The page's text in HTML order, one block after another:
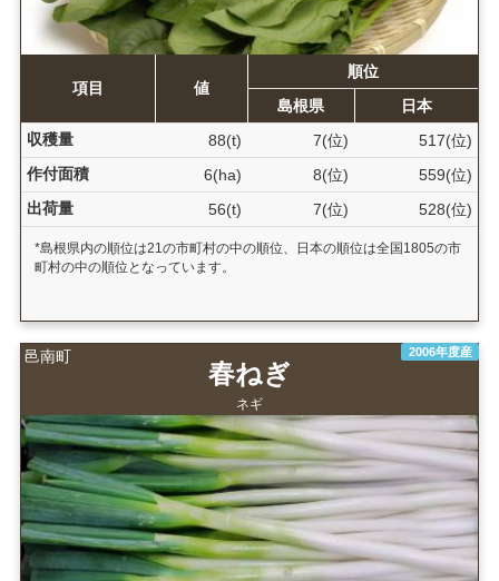
項目 値
順位
島根県
日本
収穫量
88(t) 7(位)
517(位)
作付面積
6(ha) 8(位)
559(位)
出荷量
56(t) 7(位) 528(位)
*島根県内の順位は21の市町村の中の順位、日本の順位は全国1805の市
町村の中の順位となっています。
邑南町 2006年度産
春ねぎ
ネギ